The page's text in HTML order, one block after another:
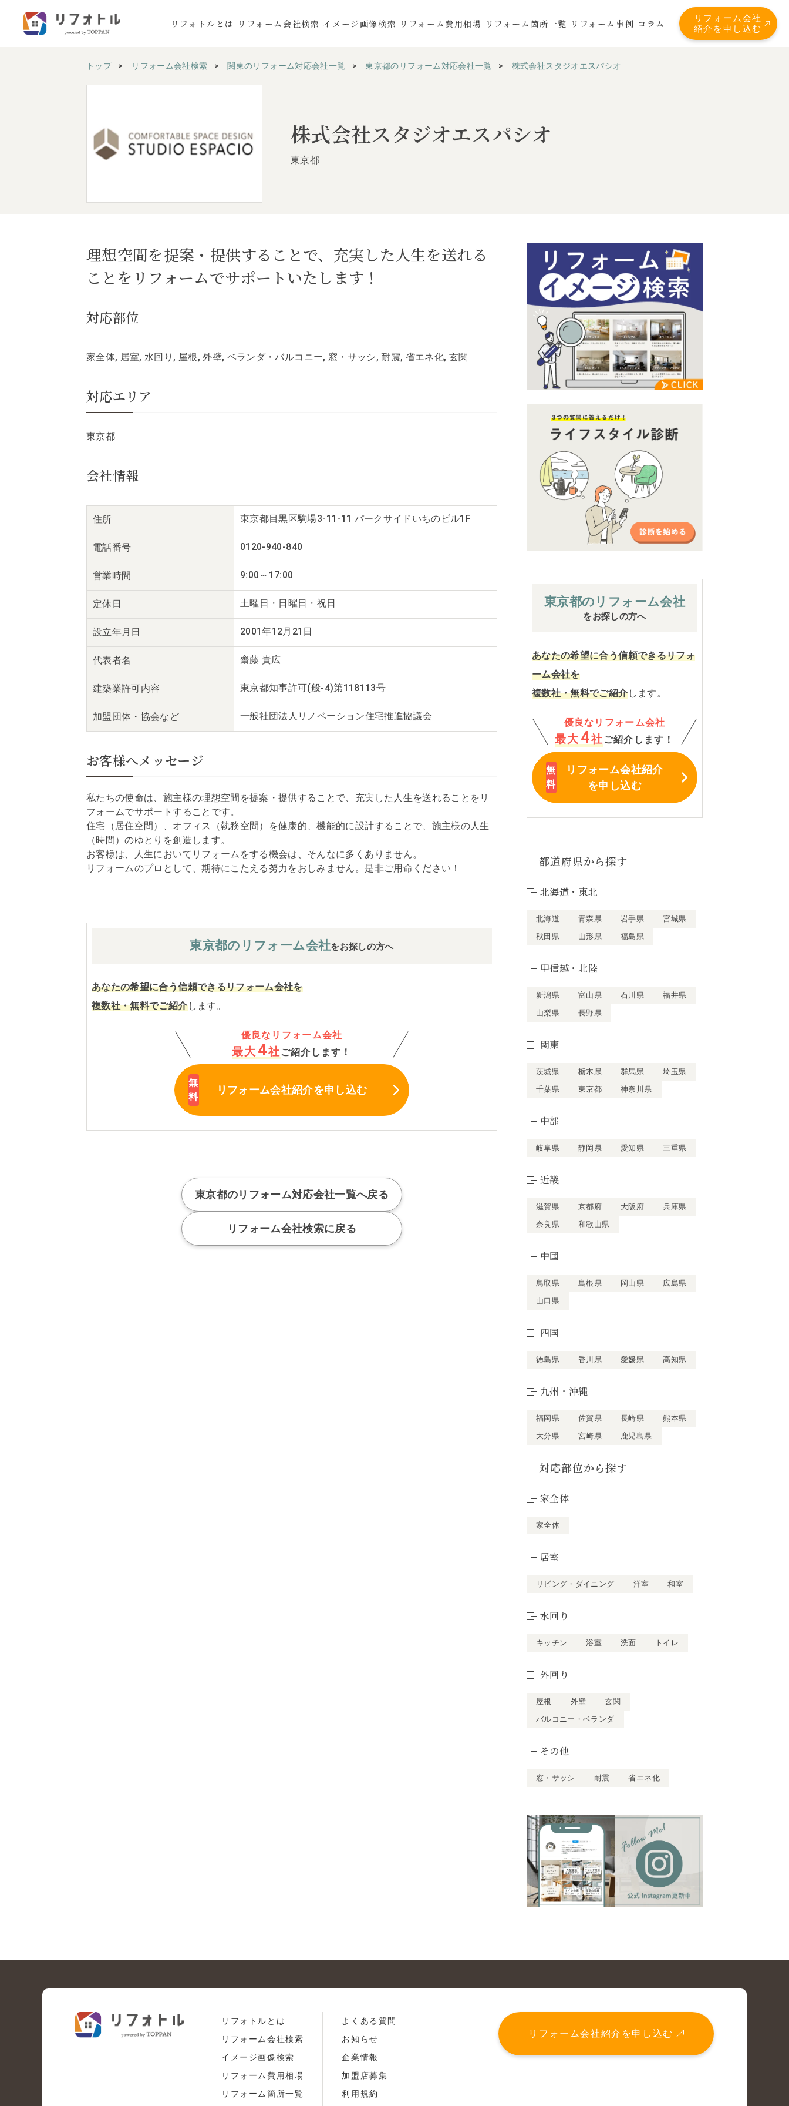
リフォトルとは リフォーム会社検索 イメージ画像検索 リフォーム費用相場 リフォーム箇所一覧 リフォーム事例 コラム
リフォーム会社
紹介を申し込む
トップ リフォーム会社検索 関東のリフォーム対応会社一覧 東京都のリフォーム対応会社一覧 株式会社スタジオエスパシオ
株式会社スタジオエスパシオ
東京都
理想空間を提案・提供することで、充実した人生を送れる
ことをリフォームでサポートいたします！
対応部位
家全体, 居室, 水回り, 屋根, 外壁, ベランダ・バルコニー, 窓・サッシ, 耐震, 省エネ化, 玄関
対応エリア
東京都
会社情報
住所 東京都目黒区駒場3-11-11 パークサイドいちのビル1F
電話番号 0120-940-840
営業時間 9:00～17:00
定休日 土曜日・日曜日・祝日
設立年月日 2001年12月21日
代表者名 齋藤 貴広
建築業許可内容 東京都知事許可(般-4)第118113号
加盟団体・ 協会など 一般社団法人リノベーション住宅推進協議会
お客様へメッセージ
私たちの使命は、施主様の理想空間を提案・提供することで、充実した人生を送れることをリ
フォームでサポートすることです。
住宅（居住空間）、オフィス（執務空間）を健康的、機能的に設計することで、施主様の人生
（時間）のゆとりを創造します。
お客様は、人生においてリフォームをする機会は、そんなに多くありません。
リフォームのプロとして、期待にこたえる努力をおしみません。是非ご用命ください！
東京都の リフォーム会社をお探しの方へ
あなたの希望に合う信頼できるリフォーム会社を
複数社・無料でご紹介します。
優良なリフォーム会社
最大 4社 ご紹介します！
リフォーム会社紹介を申し込む
東京都のリフォーム対応会社一覧へ戻る
リフォーム会社検索に戻る
東京都の リフォーム会社
をお探しの方へ
あなたの希望に合う信頼できるリフォ
ーム会社を
複数社・無料でご紹介します。
優良なリフォーム会社
最大 4社 ご紹介します！
リフォーム会社紹介
を申し込む
都道府県から探す
北海道・東北
北海道 青森県 岩手県
宮城県
秋田県
山形県 福島県
甲信越・北陸
新潟県 富山県 石川県
福井県
山梨県
長野県
関東
茨城県 栃木県 群馬県
埼玉県
千葉県
東京都 神奈川県
中部
岐阜県 静岡県 愛知県 三重県
近畿
滋賀県 京都府 大阪府
兵庫県
奈良県
和歌山県
中国
鳥取県 島根県 岡山県
広島県
山口県
四国
徳島県 香川県 愛媛県 高知県
九州・沖縄
福岡県 佐賀県 長崎県
熊本県
大分県
宮崎県 鹿児島県
対応部位から探す
家全体
家全体
居室
リビング・ダイニング 洋室 和室
水回り
キッチン 浴室 洗面 トイレ
外回り
屋根 外壁
玄関
バルコニー・ベランダ
その他
窓・サッシ 耐震 省エネ化
リフォトルとは
リフォーム会社検索
イメージ画像検索
リフォーム費用相場
リフォーム箇所一覧
よくある質問
お知らせ
企業情報
加盟店募集
利用規約
リフォーム会社紹介を申し込む